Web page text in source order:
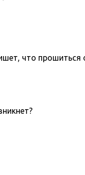
что прошиться